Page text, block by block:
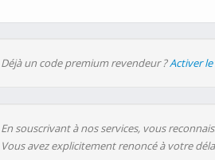
Déjà un code premium revendeur ?Activer
En souscrivant à nos services, vous
Vous avez explicitement renoncé à votre